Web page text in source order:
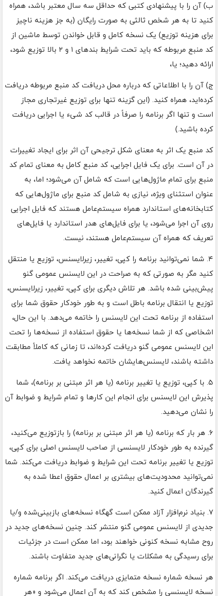
ب) آن را با پیشنهادی کتبی که حداقل سه سال معتبر باشد، همراه
کنید تا به هر شخص ثالثی به صورت رایگان (به جز هزینه ناچیز
برای هزینه توزیع) یک نسخه کامل و قابل خواندن توسط ماشین از
کد منبع مربوطه که باید تحت شرایط بندهای ۱ و ۲ بالا توزیع شود،
ارائه دهید؛ یا،
ج) آن را با اطلاعاتی که درباره محل دریافت کد منبع مربوطه دریافت
کرده‌اید، همراه کنید. (این گزینه تنها برای توزیع غیرتجاری مجاز
است و تنها اگر برنامه را صرفاً در قالب کد شیء یا اجرایی دریافت
کرده باشید.)
کد منبع یک اثر به معنای شکل ترجیحی آن اثر برای ایجاد تغییرات
در آن است. برای یک فایل اجرایی، کد منبع کامل به معنای تمام کد
منبع برای تمام ماژول‌هایی است که شامل آن می‌شود؛ اما، به
عنوان استثنای ویژه، نیازی به شامل کد منبع برای ماژول‌هایی که
کتابخانه‌های استاندارد همراه سیستم‌عامل هستند که فایل اجرایی
روی آن اجرا می‌شود، یا برای فایل‌های هدر استاندارد یا فایل‌های
تعریف که همراه آن سیستم‌عامل هستند، نیست.
۴. شما نمی‌توانید برنامه را کپی، تغییر، زیرلایسنس، توزیع یا منتقل
کنید مگر به صورتی که به صراحت در این لایسنس عمومی گنو
پیش‌بینی شده باشد. هر تلاش دیگری برای کپی، تغییر، زیرلایسنس،
توزیع یا انتقال برنامه باطل است و به طور خودکار حقوق شما برای
استفاده از برنامه تحت این لایسنس را خاتمه می‌دهد. با این حال،
اشخاصی که از شما نسخه‌ها یا حقوق استفاده از نسخه‌ها را تحت
این لایسنس عمومی گنو دریافت کرده‌اند، تا زمانی که کاملاً مطابقت
داشته باشند، لایسنس‌هایشان خاتمه نخواهد یافت.
۵. با کپی، توزیع یا تغییر برنامه (یا هر اثر مبتنی بر برنامه)، شما
پذیرش این لایسنس برای انجام این کارها و تمام شرایط و ضوابط آن
را نشان می‌دهید.
۶. هر بار که برنامه (یا هر اثر مبتنی بر برنامه) را بازتوزیع می‌کنید،
گیرنده به طور خودکار لایسنسی از صاحب لایسنس اصلی برای کپی،
توزیع یا تغییر برنامه تحت این شرایط و ضوابط دریافت می‌کند. شما
نمی‌توانید محدودیت‌های بیشتری بر اعمال حقوق اعطا شده به
گیرندگان اعمال کنید.
۷. بنیاد نرم‌افزار آزاد ممکن است گهگاه نسخه‌های بازبینی‌شده و/یا
جدیدی از لایسنس عمومی گنو منتشر کند. چنین نسخه‌های جدید در
روح مشابه نسخه کنونی خواهند بود، اما ممکن است در جزئیات
برای رسیدگی به مشکلات یا نگرانی‌های جدید متفاوت باشند.
هر نسخه شماره نسخه متمایزی دریافت می‌کند. اگر برنامه شماره
نسخه لایسنسی را مشخص کند که به آن اعمال می‌شود و «هر